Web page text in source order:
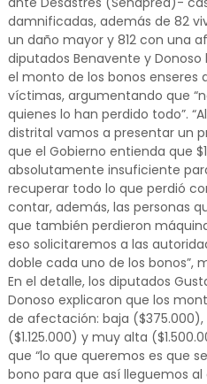
damnificadas, además de 82
un daño mayor y 812 con una
diputados Benavente y
el monto de los bonos enseres
víctimas, argumentando que
quienes lo han perdido todo”.
distrital vamos a presentar un
que el Gobierno entienda que
absolutamente insuficiente
recuperar todo lo que perdió
contar, además, las personas
que también perdieron
eso solicitaremos a las
doble cada uno de los bonos”,
En el detalle, los diputados
Donoso explicaron que los
de afectación: baja
($1.125.000) y muy alta
que “lo que queremos es que
bono para que así lleguemos al